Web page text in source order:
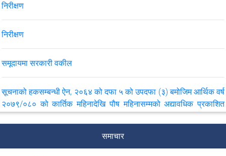
निरीक्षण
निरीक्षण
समूदायमा सरकारी वकील
सूचनाको हकसम्बन्धी ऐन, २०६४ को दफा ५ को उपदफा (३) बमोजिम आर्थिक वर्ष
२०७९/०८० को कार्तिक महिनादेखि पौष महिनासम्मको अद्यावधिक प्रकाशित
विवरण
समाचार